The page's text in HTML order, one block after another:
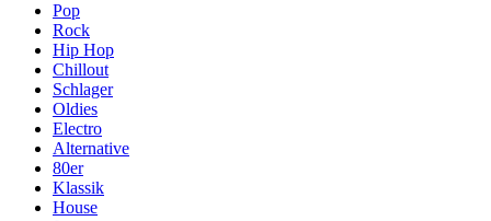
Pop
Rock
Hip Hop
Chillout
Schlager
Oldies
Electro
Alternative
80er
Klassik
House